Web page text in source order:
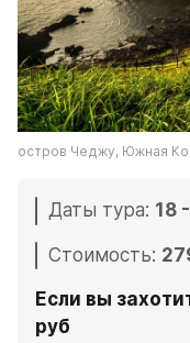
остров Чеджу, Южная
Даты тура: 18
Стоимость:
Если вы
руб